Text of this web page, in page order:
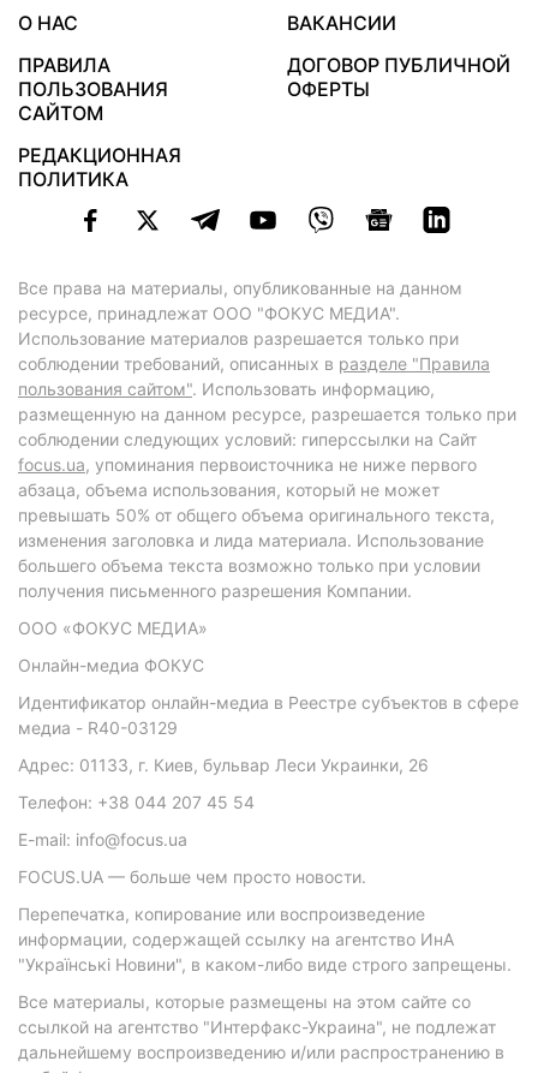
О НАС
ВАКАНСИИ
ПРАВИЛА
ПОЛЬЗОВАНИЯ
САЙТОМ
ДОГОВОР ПУБЛИЧНОЙ
ОФЕРТЫ
РЕДАКЦИОННАЯ
ПОЛИТИКА
Все права на материалы, опубликованные на данном
ресурсе, принадлежат ООО "ФОКУС МЕДИА".
Использование материалов разрешается только при
соблюдении требований, описанных в разделе "Правила
пользования сайтом". Использовать информацию,
размещенную на данном ресурсе, разрешается только при
соблюдении следующих условий: гиперссылки на Сайт
focus.ua, упоминания первоисточника не ниже первого
абзаца, объема использования, который не может
превышать 50% от общего объема оригинального текста,
изменения заголовка и лида материала. Использование
большего объема текста возможно только при условии
получения письменного разрешения Компании.
ООО «ФОКУС МЕДИА»
Онлайн-медиа ФОКУС
Идентификатор онлайн-медиа в Реестре субъектов в сфере
медиа - R40-03129
Адрес: 01133, г. Киев, бульвар Леси Украинки, 26
Телефон: +38 044 207 45 54
E-mail: info@focus.ua
FOCUS.UA — больше чем просто новости.
Перепечатка, копирование или воспроизведение
информации, содержащей ссылку на агентство ИнА
"Українські Новини", в каком-либо виде строго запрещены.
Все материалы, которые размещены на этом сайте со
ссылкой на агентство "Интерфакс-Украина", не подлежат
дальнейшему воспроизведению и/или распространению в